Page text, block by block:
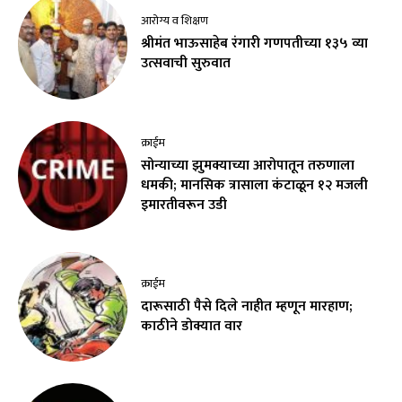
आरोग्य व शिक्षण
श्रीमंत भाऊसाहेब रंगारी गणपतीच्या १३५ व्या
उत्सवाची सुरुवात
क्राईम
सोन्याच्या झुमक्याच्या आरोपातून तरुणाला
धमकी; मानसिक त्रासाला कंटाळून १२ मजली
इमारतीवरून उडी
क्राईम
दारूसाठी पैसे दिले नाहीत म्हणून मारहाण;
काठीने डोक्यात वार